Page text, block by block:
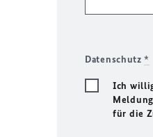
Datenschutz*
Ich
für die